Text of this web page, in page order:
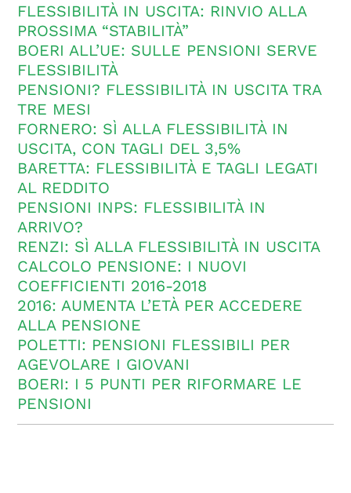
FLESSIBILITÀ IN USCITA: RINVIO ALLA
PROSSIMA “STABILITÀ”
BOERI ALL’UE: SULLE PENSIONI SERVE
FLESSIBILITÀ
PENSIONI? FLESSIBILITÀ IN USCITA TRA
TRE MESI
FORNERO: SÌ ALLA FLESSIBILITÀ IN
USCITA, CON TAGLI DEL 3,5%
BARETTA: FLESSIBILITÀ E TAGLI LEGATI
AL REDDITO
PENSIONI INPS: FLESSIBILITÀ IN
ARRIVO?
RENZI: SÌ ALLA FLESSIBILITÀ IN USCITA
CALCOLO PENSIONE: I NUOVI
COEFFICIENTI 2016-2018
2016: AUMENTA L’ETÀ PER ACCEDERE
ALLA PENSIONE
POLETTI: PENSIONI FLESSIBILI PER
AGEVOLARE I GIOVANI
BOERI: I 5 PUNTI PER RIFORMARE LE
PENSIONI